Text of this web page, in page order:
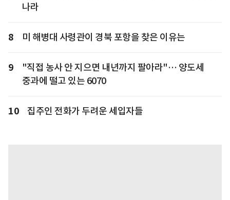
나라
8 미 해병대 사령관이 경북 포항을 찾은 이유는
9
"직접 농사 안 지으면 내년까지 팔아라"… 양도세
중과에 떨고 있는 6070
10 집주인 전화가 두려운 세입자들